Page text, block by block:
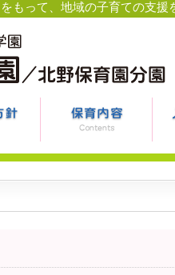
もって、地域の子育ての支援